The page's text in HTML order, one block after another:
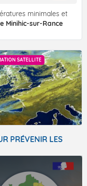
minimales et
Minihic-sur-Rance
SATELLITE
PRÉVENIR LES